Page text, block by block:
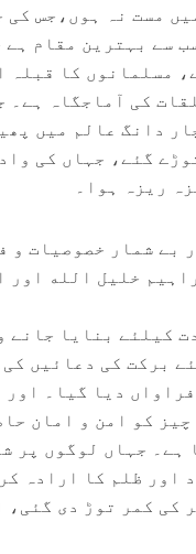
مست نہ ہوں،جس
سے بہترین مقام
مسلمانوں کا قبلہ
کی آماجگاہ
دانگ عالم میں
گئے، جہاں کی
ریزہ ہوا۔
بے شمار خصوصیات
خليل الله اور
کیلئے بنایا جانے
برکت کی دعائیں
دیا گیا۔
کو امن و امان
ہے۔ جہاں لوگوں پر
اور ظلم کا ارادہ
کی کمر توڑ دی